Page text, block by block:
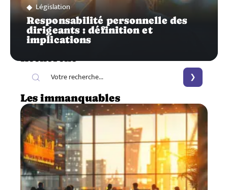
Législation
Responsabilité personnelle des
dirigeants : définition et
implications
Recherche
Les immanquables